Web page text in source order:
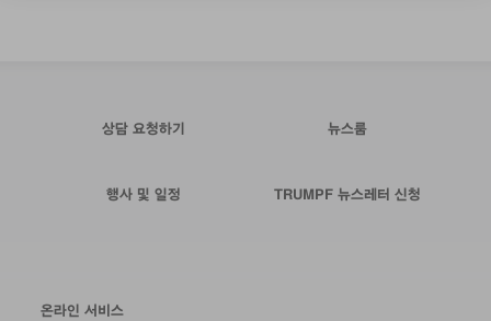
상담 요청하기 뉴스룸
행사 및 일정 TRUMPF 뉴스레터 신청
온라인 서비스